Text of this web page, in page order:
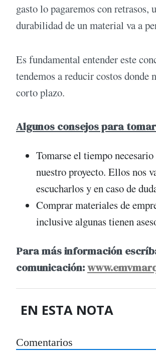
gasto lo pagaremos con retrasos,
durabilidad de un material va a
Es fundamental entender este
tendemos a reducir costos donde
corto plazo.
Algunos consejos para
Tomarse el tiempo
nuestro proyecto. Ellos nos
escucharlos y en caso de
Comprar materiales de
inclusive algunas tienen
Para más información
comunicación:
EN ESTA NOTA
Comentarios